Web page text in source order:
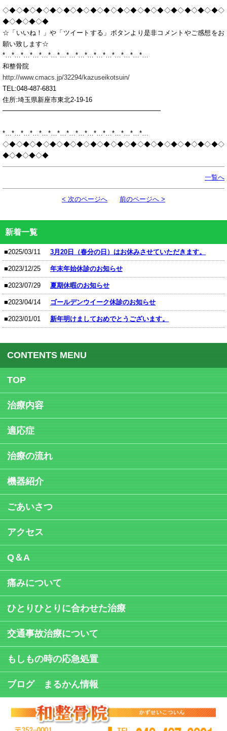
◇◆◇◆◇◆◇◆◇◆◇◆◇◆◇◆◇◆◇◆◇◆◇◆◇◆◇◆◇◆◇◆◇
◆◇◆◇◆◇◆
☆「いいね！」や「ツイートする」ボタンより是非コメントやご感想をお
願い致します☆
*…*…*…*…*…*…*…*…*…*…*…*…*…*…*…*…
和整骨院
http://www.cmacs.jp/32294/kazuseikotsuin/
TEL:048-487-6831
住所:埼玉県新座市東北2-19-16
━━━━━━━━━━━━━━━━━━━━━━━━
*…*…*…*…*…*…*…*…*…*…*…*…*…*…*…*…
◇◆◇◆◇◆◇◆◇◆◇◆◇◆◇◆◇◆◇◆◇◆◇◆◇◆◇◆◇◆◇◆◇
◆◇◆◇◆◇◆
一覧へ
< 次のページへ 前のページへ >
新着一覧
■2025/03/11 3月20日（春分の日）はお休みさせていただきます。
■2023/12/25 年末年始休診のお知らせ
■2023/07/29 夏期休暇のお知らせ
■2023/04/14 ゴールデンウイーク休診のお知らせ
■2023/01/01 新年明けましておめでとうございます。
CONTENTS MENU
TOP
治療内容
適応症
治療の流れ
機器紹介
ごあいさつ
アクセス
Q＆A
痛みについて
ひとりひとりに合わせた治療
交通事故治療について
もしもの時の応急処置
ブログ まるかん情報